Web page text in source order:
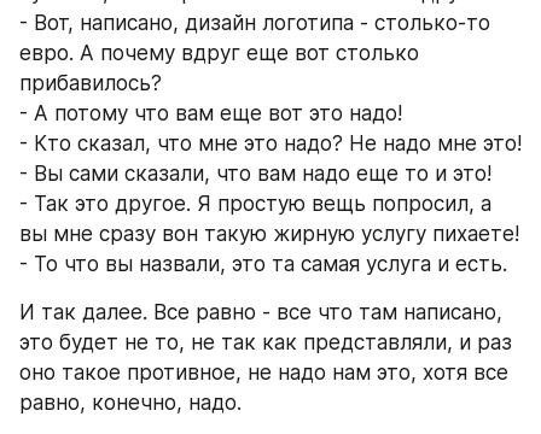
- Вот, написано, дизайн логотипа - столько-то
евро. А почему вдруг еще вот столько
прибавилось?
- А потому что вам еще вот это надо!
- Кто сказал, что мне это надо? Не надо мне это!
- Вы сами сказали, что вам надо еще то и это!
- Так это другое. Я простую вещь попросил, а
вы мне сразу вон такую жирную услугу пихаете!
- То что вы назвали, это та самая услуга и есть.
И так далее. Все равно - все что там написано,
это будет не то, не так как представляли, и раз
оно такое противное, не надо нам это, хотя все
равно, конечно, надо.